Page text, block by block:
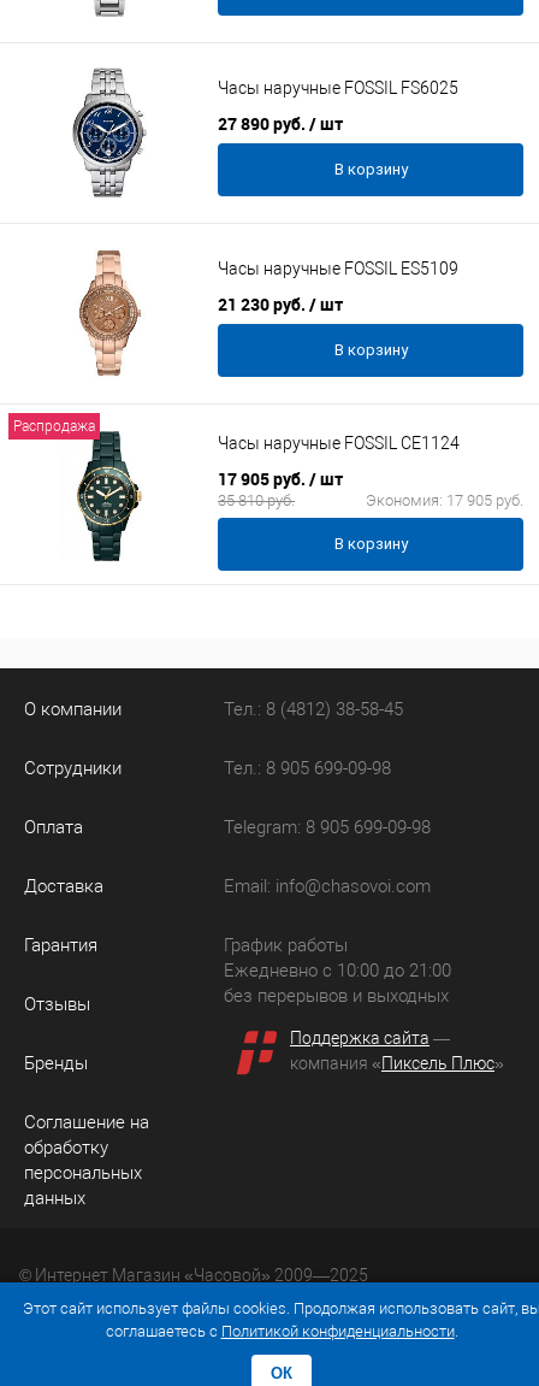
Часы наручные FOSSIL FS6025
27 890 руб. / шт
В корзину
Часы наручные FOSSIL ES5109
21 230 руб. / шт
В корзину
Распродажа
Часы наручные FOSSIL CE1124
17 905 руб. / шт
35 810 руб. Экономия: 17 905 руб.
В корзину
О компании
Сотрудники
Оплата
Доставка
Гарантия
Отзывы
Бренды
Соглашение на
обработку
персональных
данных
Тел.: 8 (4812) 38-58-45
Тел.: 8 905 699-09-98
Telegram: 8 905 699-09-98
Email: info@chasovoi.com
График работы
Ежедневно с 10:00 до 21:00
без перерывов и выходных
Поддержка сайта —
компания «Пиксель Плюс»
© Интернет Магазин «Часовой» 2009—2025
Юридический адрес: 214036 Россия, г. Смоленск, ул.
Рыленкова, д. 61а, кв. 24.
Этот сайт использует файлы cookies. Продолжая использовать сайт,
соглашаетесь с Политикой конфиденциальности.
ОК